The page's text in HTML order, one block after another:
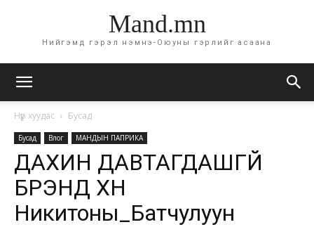
Mand.mn
Нийгэмд гэрэл нэмнэ-Оюуны гэрлийг асаана
Нүүр хуудас Бусад
Бусад Влог МАНДЫН ПАПРИКА
ДАХИН ДАВТАГДАШГҮЙ
БРЭНД ХҮН
Никитоны_Батчулуун